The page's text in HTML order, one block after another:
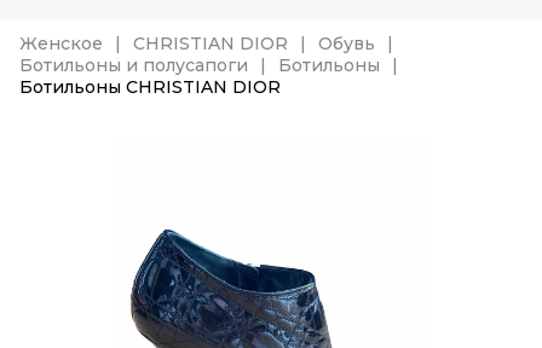
Женское CHRISTIAN DIOR
Обувь
Ботильоны и полусапоги
Ботильоны
Ботильоны CHRISTIAN DIOR